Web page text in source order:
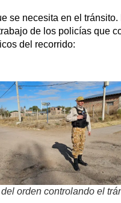
se necesita en el tránsito.
de los policías que
del recorrido:
orden controlando el